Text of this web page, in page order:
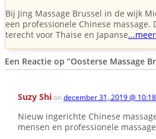
Bij Jing Massage Brussel in de wijk
een professionele Chinese
terecht voor Thaise en Japanse...meer
Een Reactie op “Oosterse Massage
Suzy Shiondecember 31, 2019 @
Nieuw ingerichte Chinese
mensen en professionele massage